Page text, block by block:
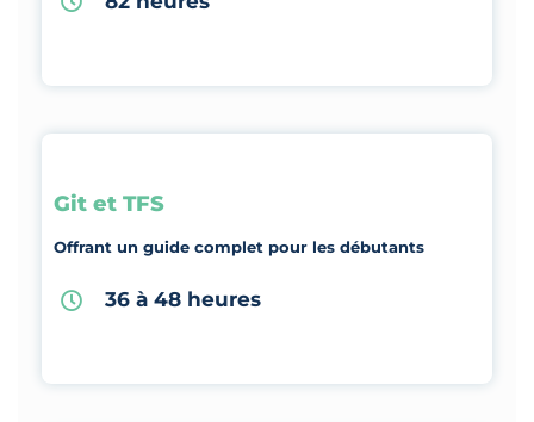
Git et TFS
Offrant un guide complet pour les débutants
36 à 48 heures